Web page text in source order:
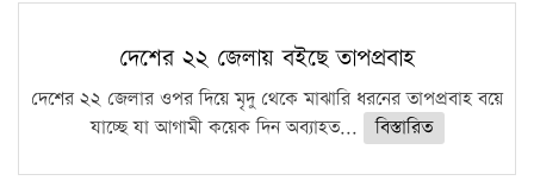
দেশের ২২ জেলায় বইছে তাপপ্রবাহ
দেশের ২২ জেলার ওপর দিয়ে মৃদু থেকে মাঝারি ধরনের তাপপ্রবাহ বয়ে
যাচ্ছে যা আগামী কয়েক দিন অব্যাহত...
বিস্তারিত